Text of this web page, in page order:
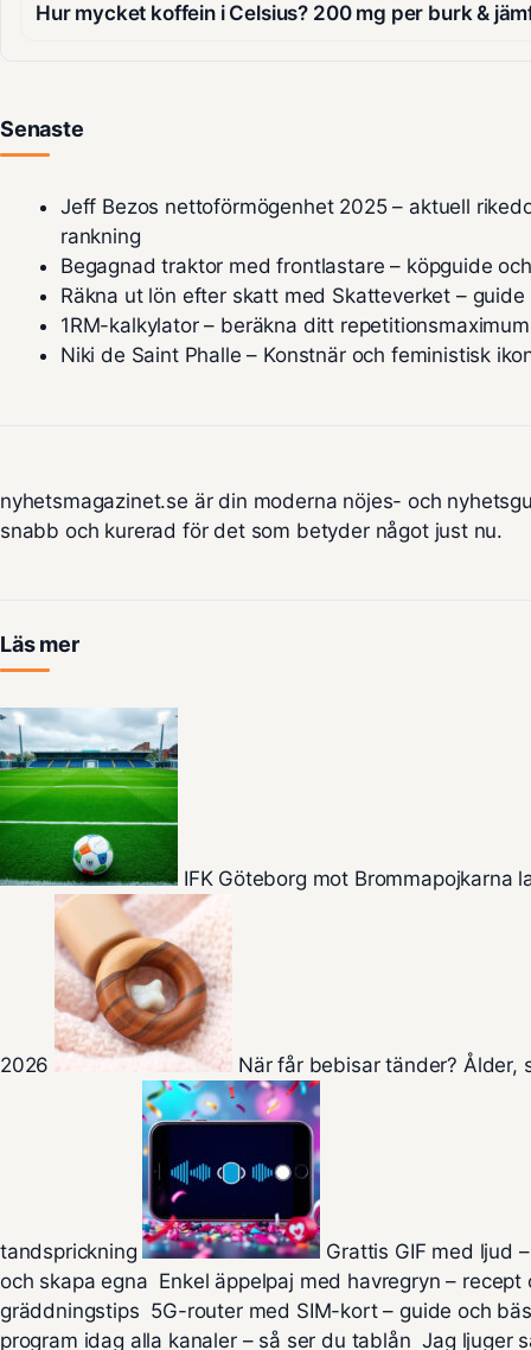
Hur mycket koffein i Celsius? 200 mg per burk &
Senaste
Jeff Bezos nettoförmögenhet 2025 – aktuell
rankning
Begagnad traktor med frontlastare – köpguide
Räkna ut lön efter skatt med Skatteverket –
1RM-kalkylator – beräkna ditt
Niki de Saint Phalle – Konstnär och feministisk
nyhetsmagazinet.se är din moderna nöjes- och
snabb och kurerad för det som betyder något just nu.
Läs mer
IFK Göteborg mot Brommapojkarna
2026 När får bebisar tänder? Ålder,
tandsprickning
Grattis GIF med ljud
och skapa egna Enkel äppelpaj med havregryn – recept
gräddningstips 5G-router med SIM-kort – guide och
program idag alla kanaler – så ser du tablån Jag ljuger